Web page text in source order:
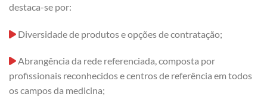
destaca-se por:
Diversidade de produtos e opções de contratação;
Abrangência da rede referenciada, composta por
profissionais reconhecidos e centros de referência em todos
os campos da medicina;